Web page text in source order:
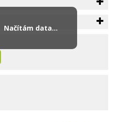
Načítám data...